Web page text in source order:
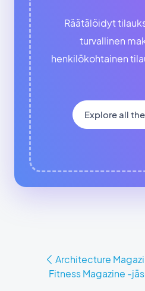
Räätälöidyt
turvallinen
henkilökohtainen
Explore all
Architecture
Fitness Magazine -